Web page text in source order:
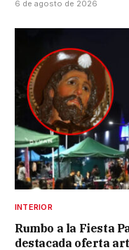
6 de agosto de 2026
INTERIOR
Rumbo a la Fiesta
destacada oferta